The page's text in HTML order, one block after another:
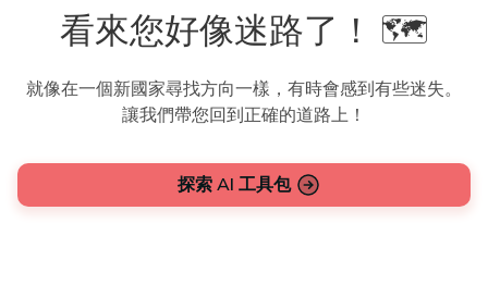
看來您好像迷路了！ 🗺️
就像在一個新國家尋找方向一樣，有時會感到有些迷失。
讓我們帶您回到正確的道路上！
探索 AI 工具包